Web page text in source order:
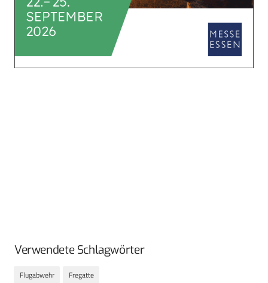
Verwendete Schlagwörter
Flugabwehr Fregatte